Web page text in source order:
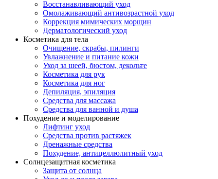
Восстанавливающий уход
Омолаживающий антивозрастной уход
Коррекция мимических морщин
Дерматологический уход
Косметика для тела
Очищение, скрабы, пилинги
Увлажнение и питание кожи
Уход за шеей, бюстом, декольте
Косметика для рук
Косметика для ног
Депиляция, эпиляция
Средства для массажа
Средства для ванной и душа
Похудение и моделирование
Лифтинг уход
Средства против растяжек
Дренажные средства
Похудение, антицеллюлитный уход
Солнцезащитная косметика
Защита от солнца